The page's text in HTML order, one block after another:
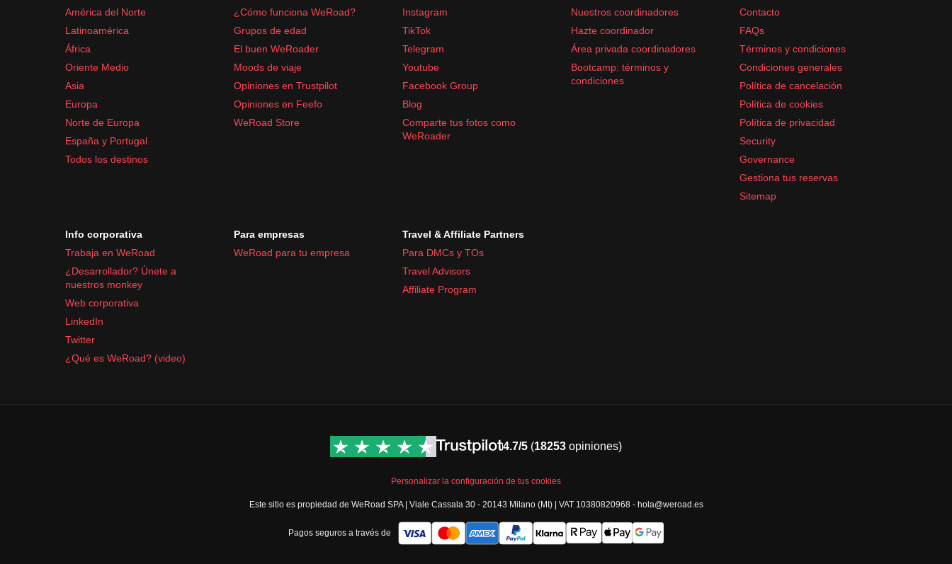
América del Norte
Latinoamérica
África
Oriente Medio
Asia
Europa
Norte de Europa
España y Portugal
Todos los destinos
¿Cómo funciona WeRoad?
Grupos de edad
El buen WeRoader
Moods de viaje
Opiniones en Trustpilot
Opiniones en Feefo
WeRoad Store
Instagram
TikTok
Telegram
Youtube
Facebook Group
Blog
Comparte tus fotos como
WeRoader
Nuestros coordinadores
Hazte coordinador
Área privada coordinadores
Bootcamp: términos y
condiciones
Contacto
FAQs
Términos y condiciones
Condiciones generales
Política de cancelación
Política de cookies
Política de privacidad
Security
Governance
Gestiona tus reservas
Sitemap
Info corporativa
Trabaja en WeRoad
¿Desarrollador? Únete a
nuestros monkey
Web corporativa
LinkedIn
Twitter
¿Qué es WeRoad? (video)
Para empresas
WeRoad para tu empresa
Travel & Affiliate Partners
Para DMCs y TOs
Travel Advisors
Affiliate Program
4.7/5 (18253 opiniones)
Personalizar la configuración de tus cookies
Este sitio es propiedad de WeRoad SPA | Viale Cassala 30 - 20143 Milano (MI) | VAT 10380820968 - hola@weroad.es
Pagos seguros a través de